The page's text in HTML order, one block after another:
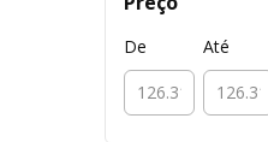
De
Até